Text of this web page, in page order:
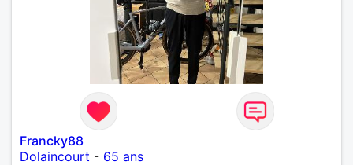
Francky88
Dolaincourt - 65 ans